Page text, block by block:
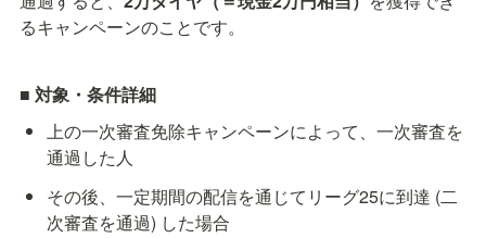
るキャンペーンのことです。
■ 対象・条件詳細
上の一次審査免除キャンペーンによって、一次審査を
通過した人
その後、一定期間の配信を通じてリーグ25に到達 (二
次審査を通過) した場合